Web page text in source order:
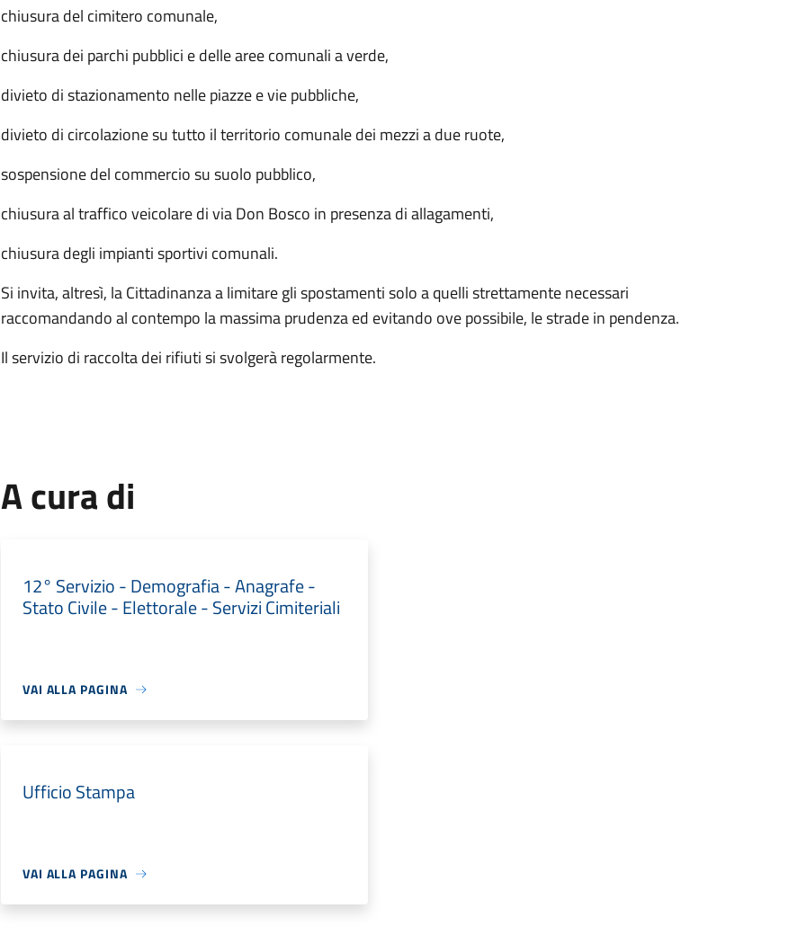
chiusura del cimitero comunale,
chiusura dei parchi pubblici e delle aree comunali a verde,
divieto di stazionamento nelle piazze e vie pubbliche,
divieto di circolazione su tutto il territorio comunale dei mezzi a due ruote,
sospensione del commercio su suolo pubblico,
chiusura al traffico veicolare di via Don Bosco in presenza di allagamenti,
chiusura degli impianti sportivi comunali.
Si invita, altresì, la Cittadinanza a limitare gli spostamenti solo a quelli strettamente necessari
raccomandando al contempo la massima prudenza ed evitando ove possibile, le strade in pendenza.
Il servizio di raccolta dei rifiuti si svolgerà regolarmente.
A cura di
12° Servizio - Demografia - Anagrafe -
Stato Civile - Elettorale - Servizi Cimiteriali
VAI ALLA PAGINA
Ufficio Stampa
VAI ALLA PAGINA